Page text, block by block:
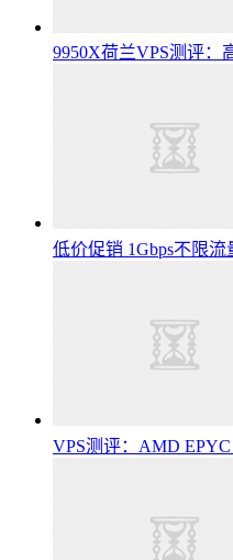
9950X荷兰VPS测评：
低价促销 1Gbps不限流
VPS测评：AMD